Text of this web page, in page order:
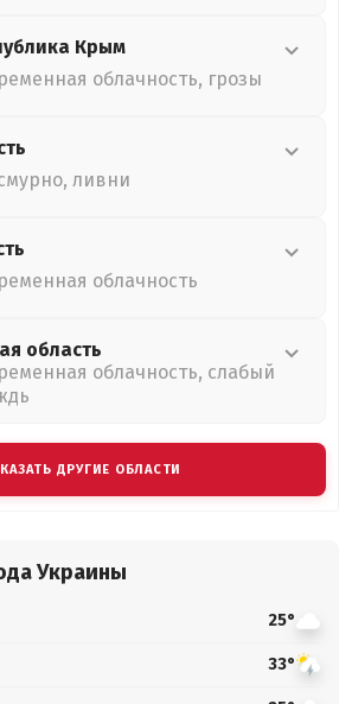
Крым
облачность, грозы
ливни
облачность
область
облачность, слабый
ДРУГИЕ ОБЛАСТИ
Украины
25°
33°